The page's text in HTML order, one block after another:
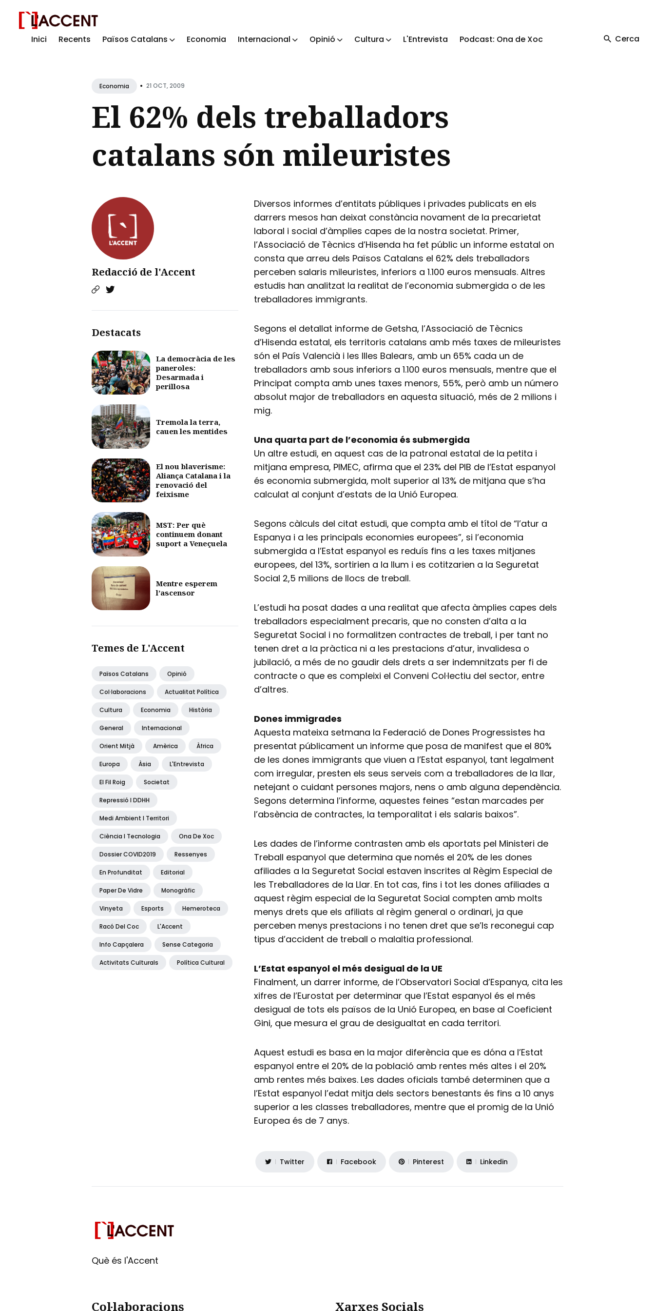
Inici Recents Països Catalans Economia Internacional Opinió Cultura L'Entrevista Podcast: Ona de Xoc Cerca
Economia • 21 OCT, 2009
El 62% dels treballadors
catalans són mileuristes
Redacció de l'Accent
Destacats
La democràcia de les
paneroles:
Desarmada i
perillosa
Tremola la terra,
cauen les mentides
El nou blaverisme:
Aliança Catalana i la
renovació del
feixisme
MST: Per què
continuem donant
suport a Veneçuela
Mentre esperem
l’ascensor
Temes de L'Accent
Països Catalans Opinió
Col·laboracions Actualitat Política
Cultura Economia Història
General Internacional
Orient Mitjà Amèrica Àfrica
Europa Àsia L'Entrevista
El Fil Roig Societat
Repressió I DDHH
Medi Ambient I Territori
Ciència I Tecnologia Ona De Xoc
Dossier COVID2019 Ressenyes
En Profunditat Editorial
Paper De Vidre Monogràfic
Vinyeta Esports Hemeroteca
Racó Del Coc L'Accent
Info Capçalera Sense Categoria
Activitats Culturals Política Cultural
Diversos informes d’entitats públiques i privades publicats en els
darrers mesos han deixat constància novament de la precarietat
laboral i social d’àmplies capes de la nostra societat. Primer,
l’Associació de Tècnics d’Hisenda ha fet públic un informe estatal on
consta que arreu dels Països Catalans el 62% dels treballadors
perceben salaris mileuristes, inferiors a 1.100 euros mensuals. Altres
estudis han analitzat la realitat de l’economia submergida o de les
treballadores immigrants.
Segons el detallat informe de Getsha, l’Associació de Tècnics
d’Hisenda estatal, els territoris catalans amb més taxes de mileuristes
són el País Valencià i les Illes Balears, amb un 65% cada un de
treballadors amb sous inferiors a 1.100 euros mensuals, mentre que el
Principat compta amb unes taxes menors, 55%, però amb un número
absolut major de treballadors en aquesta situació, més de 2 milions i
mig.
Una quarta part de l’economia és submergida
Un altre estudi, en aquest cas de la patronal estatal de la petita i
mitjana empresa, PIMEC, afirma que el 23% del PIB de l’Estat espanyol
és economia submergida, molt superior al 13% de mitjana que s’ha
calculat al conjunt d’estats de la Unió Europea.
Segons càlculs del citat estudi, que compta amb el títol de “l’atur a
Espanya i a les principals economies europees”, si l’economia
submergida a l’Estat espanyol es reduís fins a les taxes mitjanes
europees, del 13%, sortirien a la llum i es cotitzarien a la Seguretat
Social 2,5 milions de llocs de treball.
L’estudi ha posat dades a una realitat que afecta àmplies capes dels
treballadors especialment precaris, que no consten d’alta a la
Seguretat Social i no formalitzen contractes de treball, i per tant no
tenen dret a la pràctica ni a les prestacions d’atur, invalidesa o
jubilació, a més de no gaudir dels drets a ser indemnitzats per fi de
contracte o que es compleixi el Conveni Col·lectiu del sector, entre
d’altres.
Dones immigrades
Aquesta mateixa setmana la Federació de Dones Progressistes ha
presentat públicament un informe que posa de manifest que el 80%
de les dones immigrants que viuen a l’Estat espanyol, tant legalment
com irregular, presten els seus serveis com a treballadores de la llar,
netejant o cuidant persones majors, nens o amb alguna dependència.
Segons determina l’informe, aquestes feines “estan marcades per
l’absència de contractes, la temporalitat i els salaris baixos”.
Les dades de l’informe contrasten amb els aportats pel Ministeri de
Treball espanyol que determina que només el 20% de les dones
afiliades a la Seguretat Social estaven inscrites al Règim Especial de
les Treballadores de la Llar. En tot cas, fins i tot les dones afiliades a
aquest règim especial de la Seguretat Social compten amb molts
menys drets que els afiliats al règim general o ordinari, ja que
perceben menys prestacions i no tenen dret que se’ls reconegui cap
tipus d’accident de treball o malaltia professional.
L’Estat espanyol el més desigual de la UE
Finalment, un darrer informe, de l’Observatori Social d’Espanya, cita les
xifres de l’Eurostat per determinar que l’Estat espanyol és el més
desigual de tots els països de la Unió Europea, en base al Coeficient
Gini, que mesura el grau de desigualtat en cada territori.
Aquest estudi es basa en la major diferència que es dóna a l’Estat
espanyol entre el 20% de la població amb rentes més altes i el 20%
amb rentes més baixes. Les dades oficials també determinen que a
l’Estat espanyol l’edat mitja dels sectors benestants és fins a 10 anys
superior a les classes treballadores, mentre que el promig de la Unió
Europea és de 7 anys.
Twitter Facebook Pinterest Linkedin
Què és l'Accent
Col·laboracions Xarxes Socials